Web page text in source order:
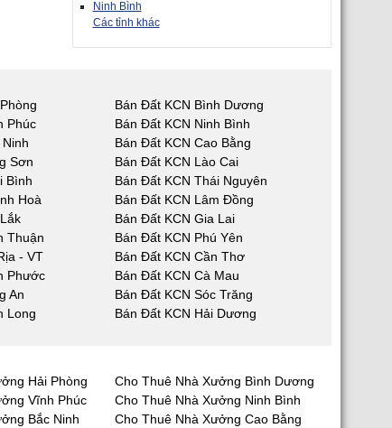
Ninh Bình
Các tỉnh khác
Bán Đất KCN Bình Dương
Phúc
Bán Đất KCN Ninh Bình
Bán Đất KCN Cao Bằng
Sơn
Bán Đất KCN Lào Cai
Bình
Bán Đất KCN Thái Nguyên
Hoà
Bán Đất KCN Lâm Đồng
Bán Đất KCN Gia Lai
Thuận
Bán Đất KCN Phú Yên
- VT
Bán Đất KCN Cần Thơ
Phước
Bán Đất KCN Cà Mau
An
Bán Đất KCN Sóc Trăng
Long
Bán Đất KCN Hải Dương
Hải Phòng
Cho Thuê Nhà Xưởng Bình Dương
Vĩnh Phúc
Cho Thuê Nhà Xưởng Ninh Bình
Bắc Ninh
Cho Thuê Nhà Xưởng Cao Bằng